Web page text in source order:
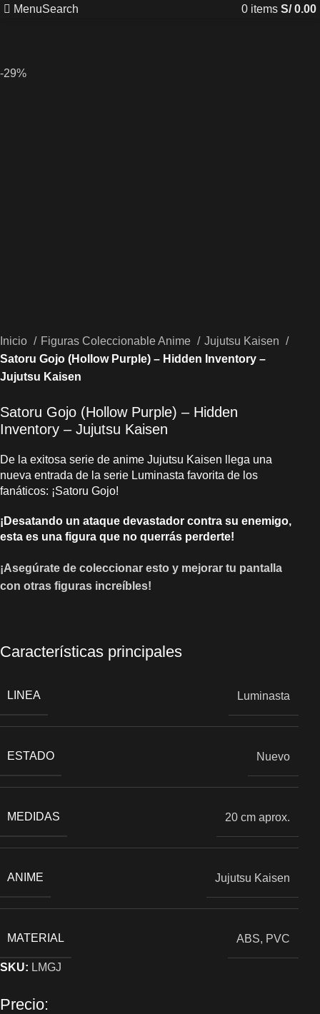
MenuSearch 0 items S/0.00
-29%
Inicio Figuras Coleccionable Anime
Jujutsu Kaisen
Satoru Gojo (Hollow Purple) – Hidden Inventory –
Jujutsu Kaisen
Satoru Gojo (Hollow Purple) – Hidden
Inventory – Jujutsu Kaisen
De la exitosa serie de anime Jujutsu Kaisen llega una
nueva entrada de la serie Luminasta favorita de los
fanáticos: ¡Satoru Gojo!
¡Desatando un ataque devastador contra su enemigo,
esta es una figura que no querrás perderte!
¡Asegúrate de coleccionar esto y mejorar tu pantalla
con otras figuras increíbles!
Características principales
LINEA Luminasta
ESTADO Nuevo
MEDIDAS 20 cm aprox.
ANIME Jujutsu Kaisen
MATERIAL ABS, PVC
SKU: LMGJ
Precio: